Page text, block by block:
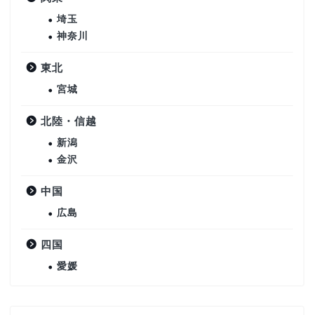
埼玉
神奈川
東北
宮城
北陸・信越
新潟
金沢
中国
広島
四国
愛媛